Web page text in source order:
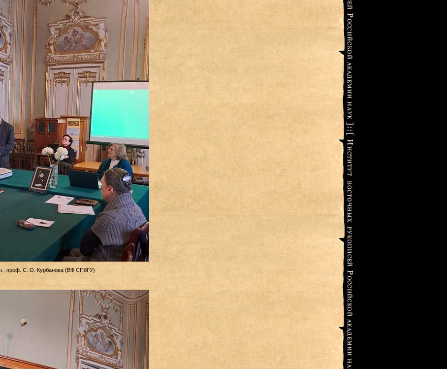
проф. С. О. Курбанова (ВФ СПбГУ)